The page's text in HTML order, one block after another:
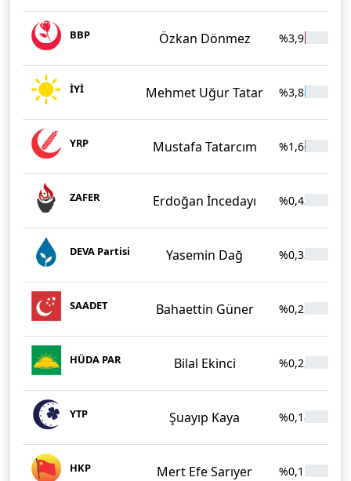
BBP Özkan Dönmez %3,95
İYİ Mehmet Uğur Tatar %3,88
YRP Mustafa Tatarcım %1,66
ZAFER Erdoğan İncedayı %0,42
DEVA Partisi Yasemin Dağ %0,33
SAADET Bahaettin Güner %0,23
HÜDA PAR Bilal Ekinci %0,22
YTP Şuayıp Kaya %0,18
HKP Mert Efe Sarıyer %0,11